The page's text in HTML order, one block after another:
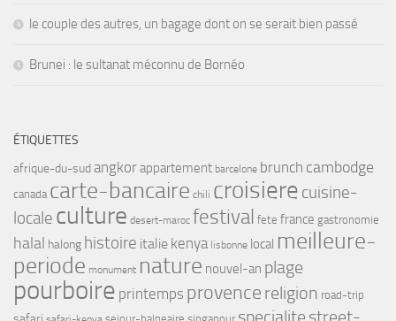
le couple des autres, un bagage dont on se serait bien passé
Brunei : le sultanat méconnu de Bornéo
ÉTIQUETTES
afrique-du-sudangkorappartement barcelone brunch cambodge
canada carte-bancaire chili croisiere cuisine-
locale culture desert-maroc festival fete france gastronomie
halal halong histoire italie kenya lisbonne local meilleure-
periode monument nature nouvel-an plage
pourboire printemps provence religion road-trip